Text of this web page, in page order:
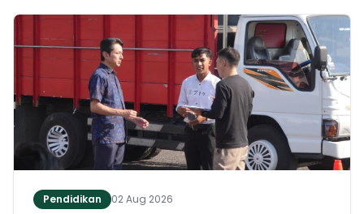
Pendidikan 02 Aug 2026